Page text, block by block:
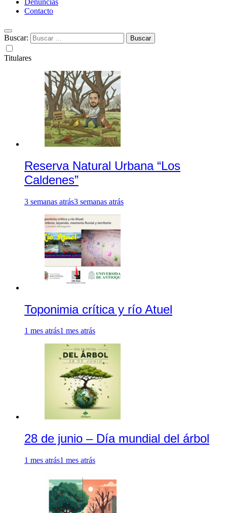
Contacto
Buscar:
Titulares
Reserva Natural Urbana “Los
Caldenes”
3 semanas atrás3 semanas atrás
Toponimia crítica y río Atuel
1 mes atrás1 mes atrás
28 de junio – Día mundial del árbol
1 mes atrás1 mes atrás